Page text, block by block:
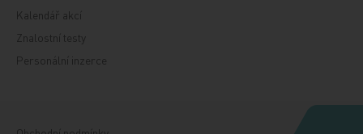
Kalendář akcí
Znalostní testy
Personální inzerce